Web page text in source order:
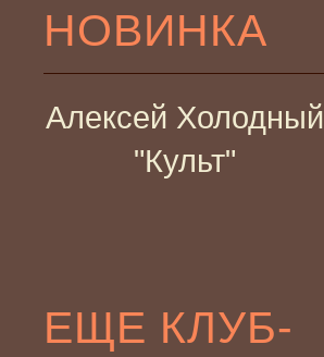
НОВИНКА
Алексей Холодный
"Культ"
ЕЩЕ КЛУБ-